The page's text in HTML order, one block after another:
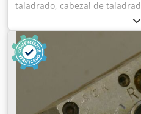
taladrado, cabezal de
multihusillo articulado,
en línea, cabezal de
para espigas, transmisión de
brocas -Portabrocas: M8 -
horario/antihorario -Distancia
Cantidad: 2 cabezales de
por unidad Chsdpfx Alob A R
635/75/A100 mm -Peso: 10 kg